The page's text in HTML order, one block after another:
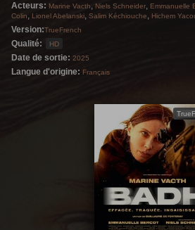
Acteurs: Marine Vacth, Niels Schneider, Emmanuelle
Colin, Lionel Abelanski, Salim Kéchiouche, Hichem
Version:TrueFrench
Qualité: HD
Date de sortie: 2025
Langue d'origine: Français